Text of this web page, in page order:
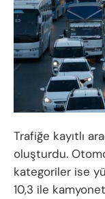
Trafiğe kayıtlı
oluşturdu.
kategoriler ise
10,3 ile